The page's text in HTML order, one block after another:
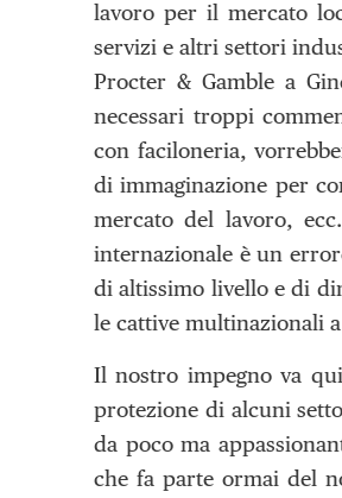
lavoro per il mercato
servizi e altri settori
Procter & Gamble a
necessari troppi
con faciloneria,
di immaginazione per
mercato del lavoro,
internazionale è un
di altissimo livello e di
le cattive multinazionali
Il nostro impegno va
protezione di alcuni
da poco ma
che fa parte ormai del